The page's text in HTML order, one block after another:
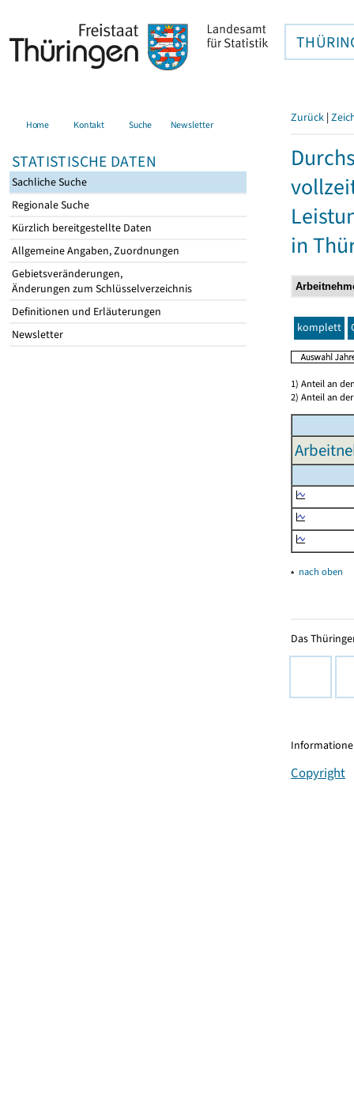
Home Kontakt Suche Newsletter
STATISTISCHE DATEN
Sachliche Suche
Regionale Suche
Kürzlich bereitgestellte Daten
Allgemeine Angaben, Zuordnungen
Gebietsveränderungen,
Änderungen zum Schlüsselverzeichnis
Definitionen und Erläuterungen
Newsletter
Zurück |
in
komplett
1) Anteil an
2) Anteil an
▴ nach oben
Das
Copyright